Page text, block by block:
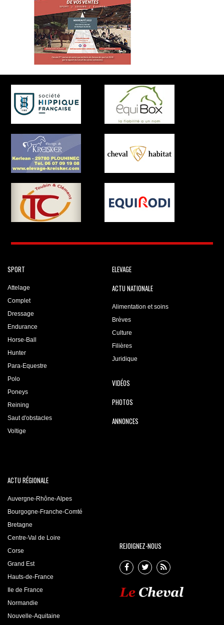
SPORT
Attelage
Complet
Dressage
Endurance
Horse-Ball
Hunter
Para-Equestre
Polo
Poneys
Reining
Saut d'obstacles
Voltige
ELEVAGE
ACTU NATIONALE
Alimentation et soins
Brèves
Culture
Filières
Juridique
VIDÉOS
PHOTOS
ANNONCES
ACTU RÉGIONALE
Auvergne-Rhône-Alpes
Bourgogne-Franche-Comté
Bretagne
Centre-Val de Loire
Corse
Grand Est
Hauts-de-France
Ile de France
Normandie
Nouvelle-Aquitaine
REJOIGNEZ-NOUS